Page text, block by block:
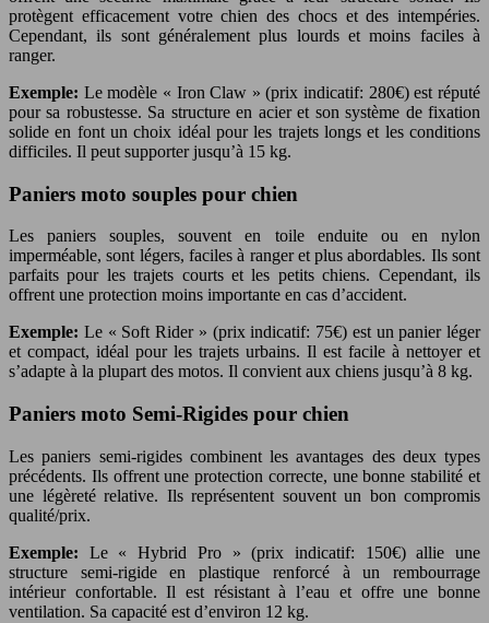
protègent efficacement votre chien des chocs et des intempéries.
Cependant, ils sont généralement plus lourds et moins faciles à
ranger.
Exemple: Le modèle « Iron Claw » (prix indicatif: 280€) est réputé
pour sa robustesse. Sa structure en acier et son système de fixation
solide en font un choix idéal pour les trajets longs et les conditions
difficiles. Il peut supporter jusqu’à 15 kg.
Paniers moto souples pour chien
Les paniers souples, souvent en toile enduite ou en nylon
imperméable, sont légers, faciles à ranger et plus abordables. Ils sont
parfaits pour les trajets courts et les petits chiens. Cependant, ils
offrent une protection moins importante en cas d’accident.
Exemple: Le « Soft Rider » (prix indicatif: 75€) est un panier léger
et compact, idéal pour les trajets urbains. Il est facile à nettoyer et
s’adapte à la plupart des motos. Il convient aux chiens jusqu’à 8 kg.
Paniers moto Semi-Rigides pour chien
Les paniers semi-rigides combinent les avantages des deux types
précédents. Ils offrent une protection correcte, une bonne stabilité et
une légèreté relative. Ils représentent souvent un bon compromis
qualité/prix.
Exemple: Le « Hybrid Pro » (prix indicatif: 150€) allie une
structure semi-rigide en plastique renforcé à un rembourrage
intérieur confortable. Il est résistant à l’eau et offre une bonne
ventilation. Sa capacité est d’environ 12 kg.